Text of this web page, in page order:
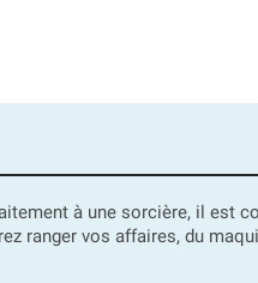
à une sorcière, il est
ranger vos affaires, du